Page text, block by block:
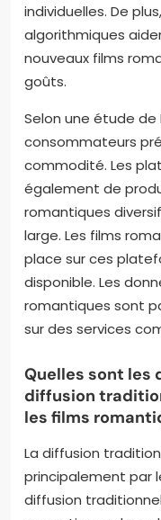
individuelles. De
algorithmiques
nouveaux films
goûts.
Selon une étude de
consommateurs
commodité. Les
également de
romantiques
large. Les films
place sur ces
disponible. Les
romantiques sont
sur des services
Quelles sont les
diffusion
les films
La diffusion
principalement par
diffusion